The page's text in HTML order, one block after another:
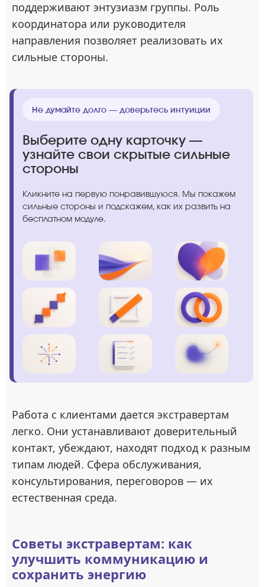
поддерживают энтузиазм группы. Роль
координатора или руководителя
направления позволяет реализовать их
сильные стороны.
Не думайте долго — доверьтесь интуиции
Выберите одну карточку —
узнайте свои скрытые сильные
стороны
Кликните на первую понравившуюся. Мы покажем
сильные стороны и подскажем, как их развить на
бесплатном модуле.
Работа с клиентами дается экстравертам
легко. Они устанавливают доверительный
контакт, убеждают, находят подход к разным
типам людей. Сфера обслуживания,
консультирования, переговоров — их
естественная среда.
Советы экстравертам: как
улучшить коммуникацию и
сохранить энергию